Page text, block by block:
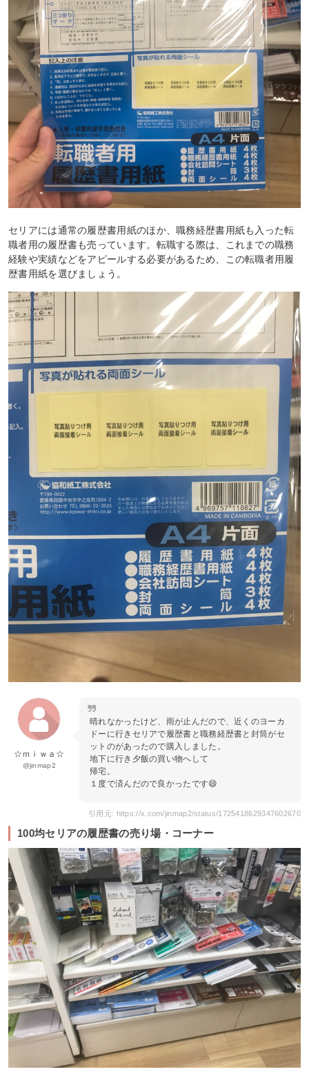
セリアには通常の履歴書用紙のほか、職務経歴書用紙も入った転
職者用の履歴書も売っています。転職する際は、これまでの職務
経験や実績などをアピールする必要があるため、この転職者用履
歴書用紙を選びましょう。
☆ｍｉｗａ☆
@jinmap2
晴れなかったけど、雨が止んだので、近くのヨーカ
ドーに行きセリアで履歴書と職務経歴書と封筒がセ
ットのがあったので購入しました。
地下に行き夕飯の買い物へして
帰宅。
１度で済んだので良かったです😄
引用元: https://x.com/jinmap2/status/1725418629347602670
100均セリアの履歴書の売り場・コーナー